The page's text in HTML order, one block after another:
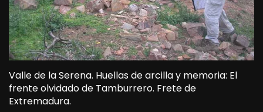
Valle de la Serena. Huellas de arcilla y memoria: El
frente olvidado de Tamburrero. Frete de
Extremadura.